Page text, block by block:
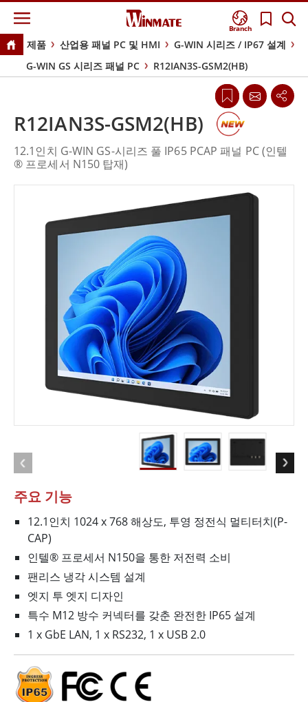
Branch
제품 산업용 패널 PC 및 HMI
G-WIN 시리즈 / IP67 설계
G-WIN GS 시리즈 패널 PC
R12IAN3S-GSM2(HB)
주요 기능
12.1인치 1024 x 768 해상도, 투영 정전식 멀티터치(P-
CAP)
인텔® 프로세서 N150을 통한 저전력 소비
팬리스 냉각 시스템 설계
엣지 투 엣지 디자인
특수 M12 방수 커넥터를 갖춘 완전한 IP65 설계
1 x GbE LAN, 1 x RS232, 1 x USB 2.0
R12IAN3S-GSM2(HB)
12.1인치 G-WIN GS-시리즈 풀 IP65 PCAP 패널 PC (인텔
® 프로세서 N150 탑재)